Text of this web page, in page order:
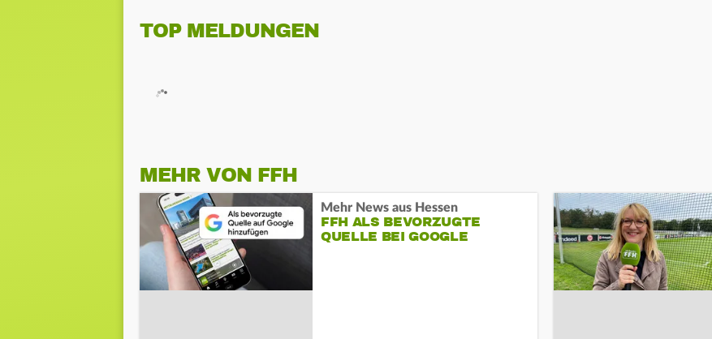
TOP MELDUNGEN
MEHR VON FFH
Mehr News aus Hessen
FFH ALS BEVORZUGTE
QUELLE BEI GOOGLE